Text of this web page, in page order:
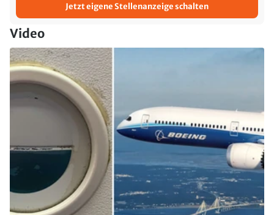
Jetzt eigene Stellenanzeige schalten
Video